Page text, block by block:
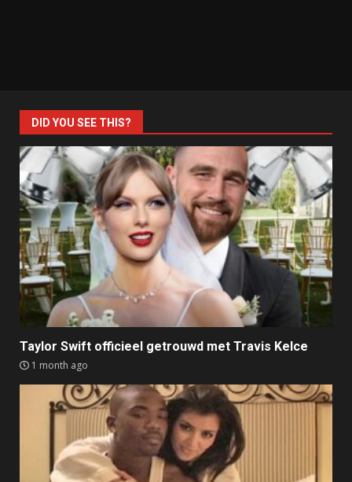
DID YOU SEE THIS?
Taylor Swift officieel getrouwd met Travis Kelce
1 month ago